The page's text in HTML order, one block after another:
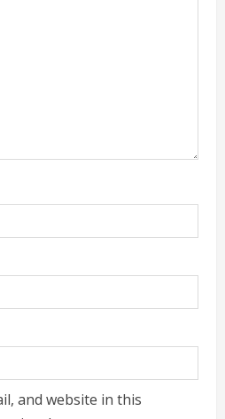
and website in this